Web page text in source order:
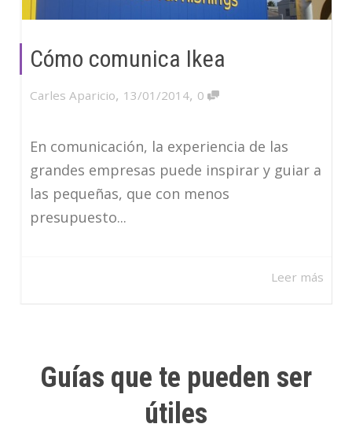
Cómo comunica Ikea
Carles Aparicio, 13/01/2014, 0
En comunicación, la experiencia de las
grandes empresas puede inspirar y guiar a
las pequeñas, que con menos
presupuesto...
Leer más
Guías que te pueden ser
útiles